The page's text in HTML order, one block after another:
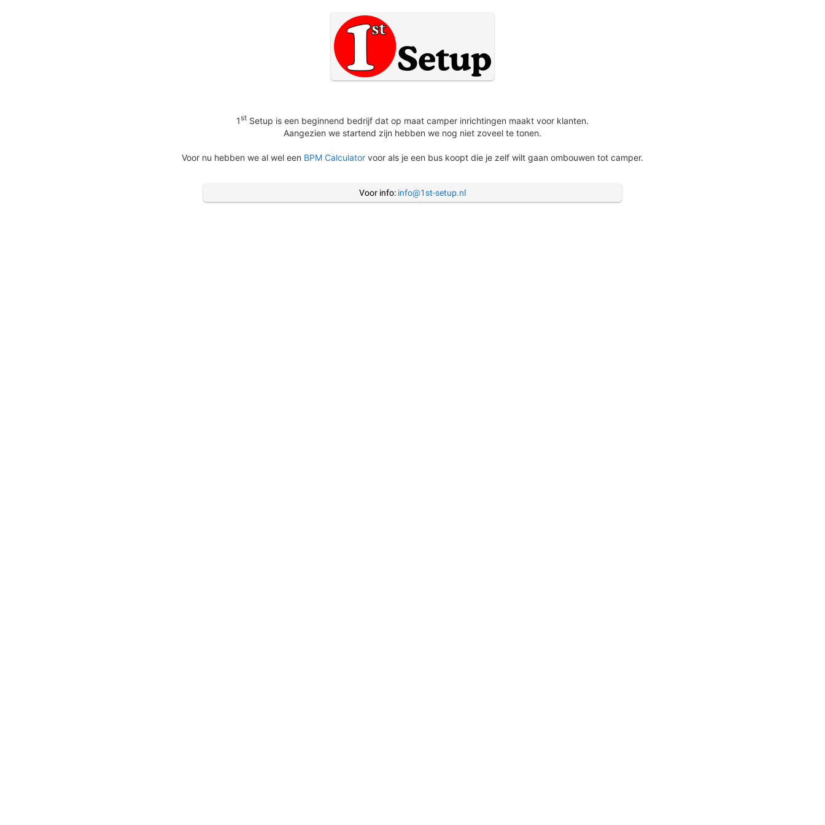
1st Setup is een beginnend bedrijf dat op maat camper inrichtingen maakt voor klanten.
Aangezien we startend zijn hebben we nog niet zoveel te tonen.
Voor nu hebben we al wel een BPM Calculator voor als je een bus koopt die je zelf wilt gaan ombouwen tot camper.
Voor info: info@1st-setup.nl